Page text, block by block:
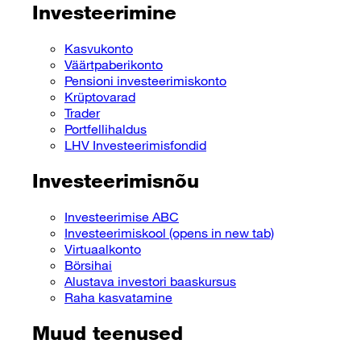
Investeerimine
Kasvukonto
Väärtpaberikonto
Pensioni investeerimiskonto
Krüptovarad
Trader
Portfellihaldus
LHV Investeerimisfondid
Investeerimisnõu
Investeerimise ABC
Investeerimiskool (opens in new tab)
Virtuaalkonto
Börsihai
Alustava investori baaskursus
Raha kasvatamine
Muud teenused